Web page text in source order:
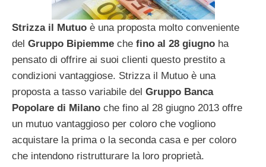
Strizza il Mutuo è una proposta molto conveniente
del Gruppo Bipiemme che fino al 28 giugno ha
pensato di offrire ai suoi clienti questo prestito a
condizioni vantaggiose. Strizza il Mutuo è una
proposta a tasso variabile del Gruppo Banca
Popolare di Milano che fino al 28 giugno 2013 offre
un mutuo vantaggioso per coloro che vogliono
acquistare la prima o la seconda casa e per coloro
che intendono ristrutturare la loro proprietà.